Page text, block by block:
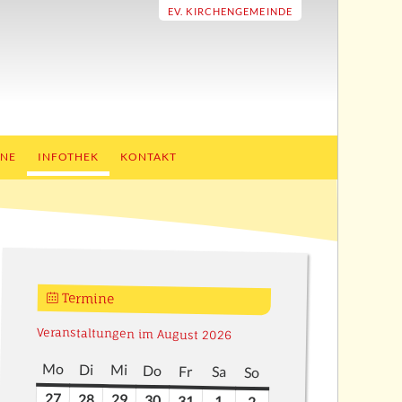
EV. KIRCHENGEMEINDE
INFOTHEK KONTAKT
Termine
Veranstaltungen im August 2026
MoMontag
DiDienstag
Mi Mittwoch
Do Donnerstag
FrFreitag
SaSamstag
So
2727.